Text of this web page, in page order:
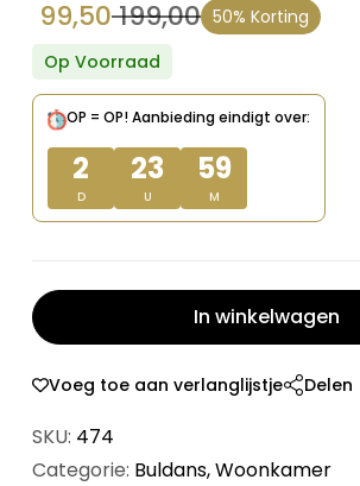
199,00
Oorspronkelijke
prijs
was:
€ 199,00.
99,50
Huidige
prijs
is:
€ 99,50.
50% Korting
Op Voorraad
OP = OP!Aanbieding eindigt over:
2
D
23
U
59
M
In winkelwagen
Voeg toe aan verlanglijstje Delen
SKU: 474
Categorie: Buldans,Woonkamer